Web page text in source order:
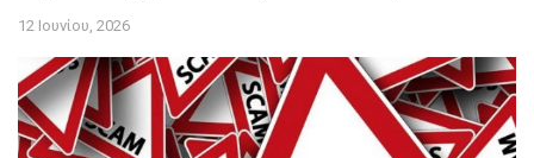
12 Ιουνίου, 2026